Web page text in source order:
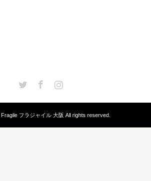
Twitter Facebook
Fragile フラジャイル 大阪 All rights reserved.